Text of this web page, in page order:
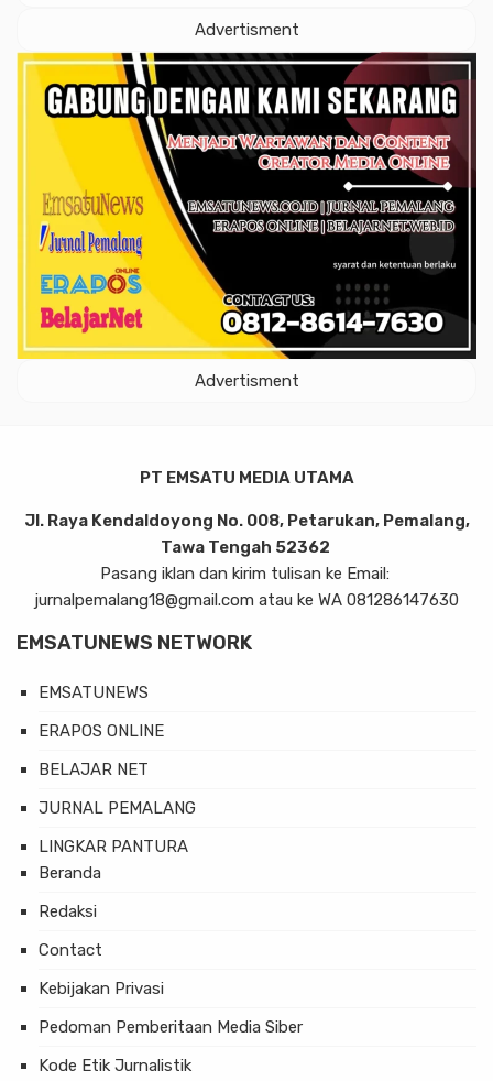
Advertisment
Advertisment
PT EMSATU MEDIA UTAMA
Jl. Raya Kendaldoyong No. 008, Petarukan, Pemalang,
Tawa Tengah 52362
Pasang iklan dan kirim tulisan ke Email:
jurnalpemalang18@gmail.com atau ke WA 081286147630
EMSATUNEWS NETWORK
EMSATUNEWS
ERAPOS ONLINE
BELAJAR NET
JURNAL PEMALANG
LINGKAR PANTURA
Beranda
Redaksi
Contact
Kebijakan Privasi
Pedoman Pemberitaan Media Siber
Kode Etik Jurnalistik